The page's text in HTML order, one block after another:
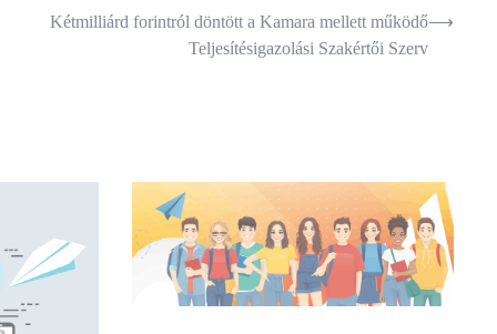
Kétmilliárd forintról döntött a Kamara mellett működő
Teljesítésigazolási Szakértői Szerv
⟶